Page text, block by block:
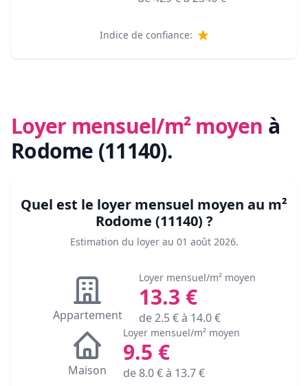
Indice de confiance:
Loyer mensuel/m² moyen à
Rodome (11140).
Quel est le loyer mensuel moyen au m²
Rodome (11140) ?
Estimation du loyer au 01 août 2026.
Appartement
Loyer mensuel/m² moyen
13.3 €
de2.5€ à 14.0€
Maison
Loyer mensuel/m² moyen
9.5 €
de8.0€ à 13.7€